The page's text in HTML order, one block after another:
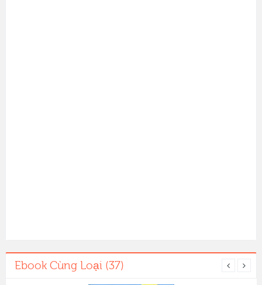
Ebook Cùng Loại (37)